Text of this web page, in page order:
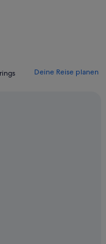
Historic Park
Deine Reise planen